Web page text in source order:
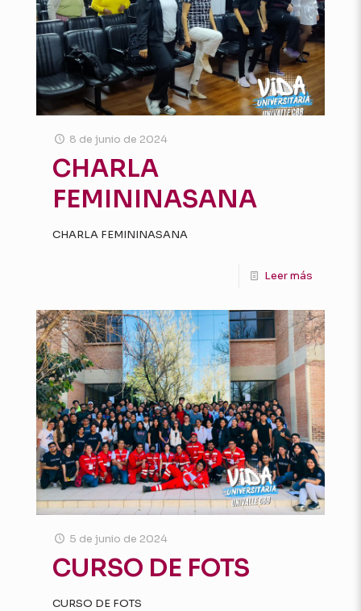
8 de junio de 2024
CHARLA
FEMININASANA
CHARLA FEMININASANA
Leer más
5 de junio de 2024
CURSO DE FOTS
CURSO DE FOTS